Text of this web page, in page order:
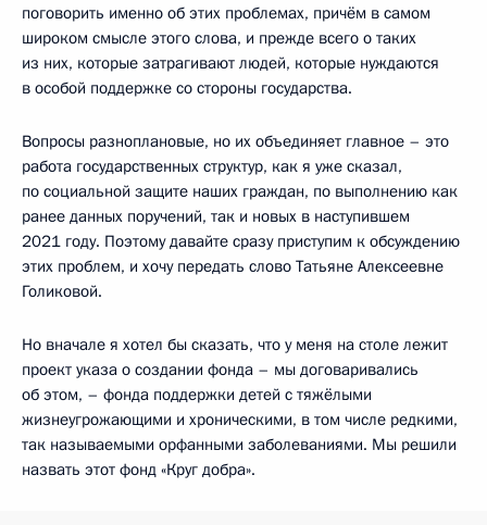
поговорить именно об этих проблемах, причём в самом
широком смысле этого слова, и прежде всего о таких
из них, которые затрагивают людей, которые нуждаются
в особой поддержке со стороны государства.
Вопросы разноплановые, но их объединяет главное – это
работа государственных структур, как я уже сказал,
по социальной защите наших граждан, по выполнению как
ранее данных поручений, так и новых в наступившем
2021 году. Поэтому давайте сразу приступим к обсуждению
этих проблем, и хочу передать слово Татьяне Алексеевне
Голиковой.
Но вначале я хотел бы сказать, что у меня на столе лежит
проект указа о создании фонда – мы договаривались
об этом, – фонда поддержки детей с тяжёлыми
жизнеугрожающими и хроническими, в том числе редкими,
так называемыми орфанными заболеваниями. Мы решили
назвать этот фонд «Круг добра».